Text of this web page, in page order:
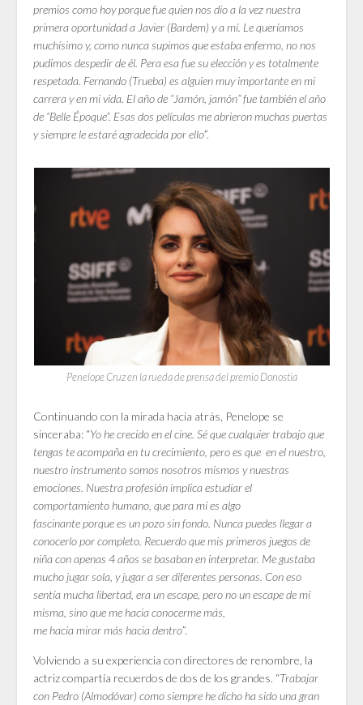
premios como hoy porque fue quien nos dio a la vez nuestra
primera oportunidad a Javier (Bardem) y a mí. Le queríamos
muchísimo y, como nunca supimos que estaba enfermo, no nos
pudimos despedir de él. Pera esa fue su elección y es totalmente
respetada. Fernando (Trueba) es alguien muy importante en mi
carrera y en mi vida. El año de “Jamón, jamón” fue también el año
de “Belle Époque”. Esas dos películas me abrieron muchas puertas
y siempre le estaré agradecida por ello”.
Penelope Cruz en la rueda de prensa del premio Donostia
Continuando con la mirada hacia atrás, Penelope se
sinceraba: “Yo he crecido en el cine. Sé que cualquier trabajo que
tengas te acompaña en tu crecimiento, pero es que en el nuestro,
nuestro instrumento somos nosotros mismos y nuestras
emociones. Nuestra profesión implica estudiar el
comportamiento humano, que para mí es algo
fascinante porque es un pozo sin fondo. Nunca puedes llegar a
conocerlo por completo. Recuerdo que mis primeros juegos de
niña con apenas 4 años se basaban en interpretar. Me gustaba
mucho jugar sola, y jugar a ser diferentes personas. Con eso
sentía mucha libertad, era un escape, pero no un escape de mí
misma, sino que me hacia conocerme más,
me hacia mirar más hacia dentro”.
Volviendo a su experiencia con directores de renombre, la
actriz compartía recuerdos de dos de los grandes. “Trabajar
con Pedro (Almodóvar) como siempre he dicho ha sido una gran